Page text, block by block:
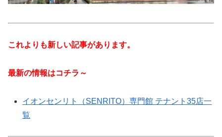
これよりも新しい記事があります。
最新の情報はコチラ～
イオンセンリト（SENRITO）専門館 テナント35店一
覧